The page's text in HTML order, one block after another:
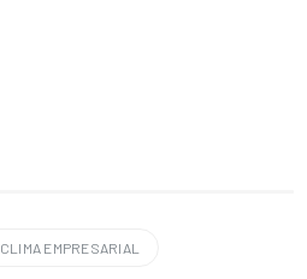
CLIMA EMPRESARIAL